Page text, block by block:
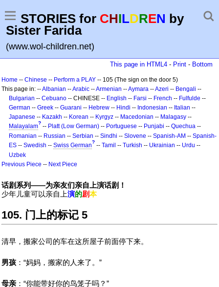
STORIES for CHILDREN by
Sister Farida
(www.wol-children.net)
This page in HTML4 - Print - Bottom
Home -- Chinese -- Perform a PLAY -- 105 (The sign on the door 5)
This page in: --Albanian --Arabic --Armenian --Aymara --Azeri -- Bengali --
Bulgarian -- Cebuano -- CHINESE -- English -- Farsi -- French -- Fulfulde --
German -- Greek -- Guarani -- Hebrew -- Hindi -- Indonesian -- Italian --
Japanese -- Kazakh -- Korean -- Kyrgyz -- Macedonian -- Malagasy --
Malayalam? -- Platt (Low German) -- Portuguese -- Punjabi -- Quechua --
Romanian -- Russian -- Serbian -- Sindhi -- Slovene -- Spanish-AM -- Spanish-
ES -- Swedish -- Swiss German? -- Tamil -- Turkish -- Ukrainian -- Urdu --
Uzbek
Previous Piece -- Next Piece
话剧系列——为亲友们亲自上演话剧！
少年儿童可以亲自上演的剧本
105. 门上的标记 5
清早，搬家公司的车在这所屋子前面停下来。
男孩 ：“妈妈，搬家的人来了。”
母亲 ：“你能带好你的鸟笼子吗？”